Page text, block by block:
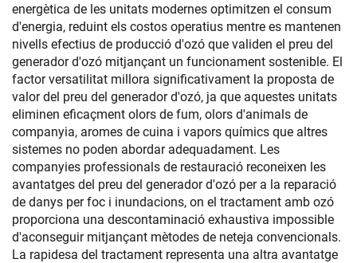
energètica de les unitats modernes optimitzen el consum
d'energia, reduint els costos operatius mentre es mantenen
nivells efectius de producció d'ozó que validen el preu del
generador d'ozó mitjançant un funcionament sostenible. El
factor versatilitat millora significativament la proposta de
valor del preu del generador d'ozó, ja que aquestes unitats
eliminen eficaçment olors de fum, olors d'animals de
companyia, aromes de cuina i vapors químics que altres
sistemes no poden abordar adequadament. Les
companyies professionals de restauració reconeixen les
avantatges del preu del generador d'ozó per a la reparació
de danys per foc i inundacions, on el tractament amb ozó
proporciona una descontaminació exhaustiva impossible
d'aconseguir mitjançant mètodes de neteja convencionals.
La rapidesa del tractament representa una altra avantatge